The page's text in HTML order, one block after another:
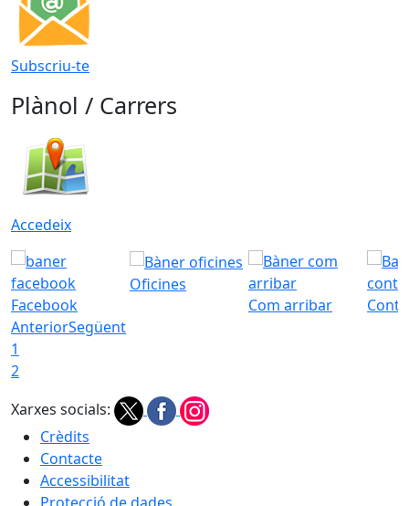
Subscriu-te
Plànol / Carrers
Accedeix
Facebook
Oficines
Com arribar
AnteriorSegüent
1
2
Xarxes socials:
Crèdits
Contacte
Accessibilitat